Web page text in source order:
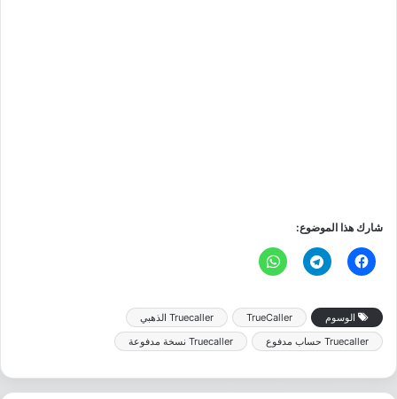
شارك هذا الموضوع:
الوسوم TrueCaller
Truecaller الذهبي
Truecaller حساب مدفوع
Truecaller نسخة مدفوعة